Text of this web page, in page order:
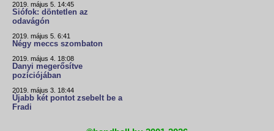
2019. május 5. 14:45
Siófok: döntetlen az
odavágón
2019. május 5. 6:41
Négy meccs szombaton
2019. május 4. 18:08
Danyi megerősítve
pozíciójában
2019. május 3. 18:44
Újabb két pontot zsebelt be a
Fradi